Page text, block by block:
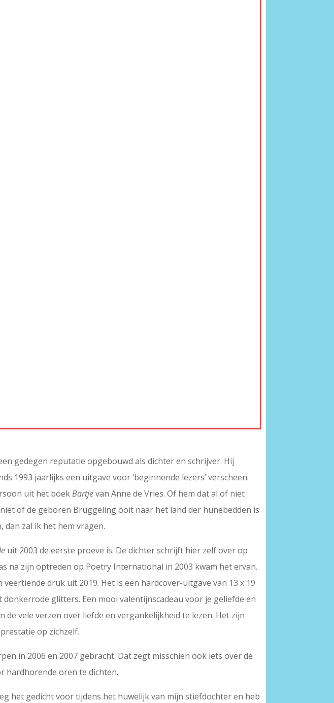
gedegen reputatie opgebouwd als dichter en schrijver. Hij
1993 jaarlijks een uitgave voor ‘beginnende lezers’ verscheen.
uit het boekBartjevan Anne de Vries. Of hem dat al of niet
of de geboren Bruggeling ooit naar het land der hunebedden is
zal ik het hem vragen.
uit 2003 de eerste proeve is. De dichter schrijft hier zelf over op
na zijn optreden op Poetry International in 2003 kwam het ervan.
druk uit 2019. Het is een hardcover-uitgave van 13 x 19
glitters. Een mooi valentijnscadeau voor je geliefde en
vele verzen over liefde en vergankelijkheid te lezen. Het zijn
op zichzelf.
in 2006 en 2007 gebracht. Dat zegt misschien ook iets over de
hardhorende oren te dichten.
het gedicht voor tijdens het huwelijk van mijn stiefdochter en heb